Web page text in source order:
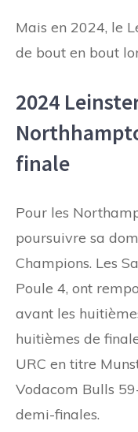
Mais en 2024, le
de bout en bout
2024
finale
Pour les
poursuivre sa
Champions. Les
Poule 4, ont
avant les
huitièmes de
URC en titre
Vodacom Bulls
demi-finales.